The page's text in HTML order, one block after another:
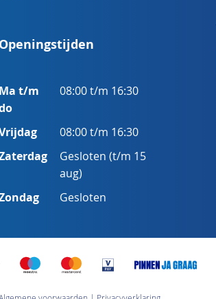
Openingstijden
Ma t/m
08:00 t/m 16:30
08:00 t/m 16:30
Gesloten (t/m 15
aug)
Gesloten